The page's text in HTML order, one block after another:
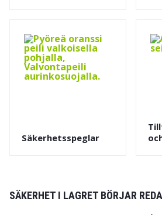
Säkerhetsspeglar
SÄKERHET I LAGRET BÖRJAR